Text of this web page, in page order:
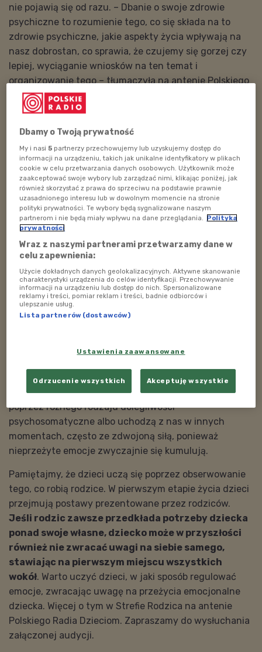
nie pojawią się od razu. – Dbanie o swoje zdrowie
psychiczne to rozumienie tego, co się składa na to
zdrowie psychiczne, jakie aspekty życia wpływają na
nasz dobrostan, co sprawia, że czujemy się gorzej czy
lepiej, wyciąganie wniosków na ten temat i
organizowanie tego – tłumaczyła na antenie Polskiego
Radia Dzieciom Zofia Szynal. Istotne w pielęgnowaniu
zdrowia psychicznego jest dbanie o odpowiednią ilość
fizyczna, zapewnianie sobie przyjemności i
wzmacnianie relacji międzyludzkich.
POSŁUCHAJ
59:53
Jak możemy pomóc sobie w dbaniu o naszą
psychikę?
Jako ludzie mamy tendencję do ignorowania sygnałów,
jakie daje nam nasza psychika. Emocje staramy się
spychać na dalszy plan, jednak przychodzą takie
momenty, kiedy dochodzą one do głosu, a my
twarz. To, że nie pokażemy czegoś na zewnątrz czy
widział naszą słabość nie oznacza, że tych emocji nie
ma w nas. One nie znikają. Emocje często objawiają się
poprzez różnego rodzaju dolegliwości
psychosomatyczne albo uchodzą z nas w innych
momentach, często ze zdwojoną siłą, ponieważ
nieprzeżyte emocje zwyczajnie się kumulują.
Pamiętajmy, że dzieci uczą się poprzez obserwowanie
tego, co robią rodzice. W pierwszym etapie życia dzieci
przejmują postawy prezentowane przez rodziców.
Jeśli rodzic zawsze przedkłada potrzeby dziecka
ponad swoje własne, dziecko może w przyszłości
również nie zwracać uwagi na siebie samego,
stawiając na pierwszym miejscu wszystkich
wokół. Warto uczyć dzieci, w jaki sposób regulować
emocje, zwracając uwagę na przeżycia emocjonalne
dziecka. Więcej o tym w Strefie Rodzica na antenie
Polskiego Radia Dzieciom. Zapraszamy do wysłuchania
załączonej audycji.
Dbamy o Twoją prywatność
My i nasi5 partnerzy przechowujemy lub uzyskujemy dostęp do
informacji na urządzeniu, takich jak unikalne identyfikatory w plikach
cookie w celu przetwarzania danych osobowych. Użytkownik może
zaakceptować swoje wybory lub zarządzać nimi, klikając poniżej, jak
również skorzystać z prawa do sprzeciwu na podstawie prawnie
uzasadnionego interesu lub w dowolnym momencie na stronie
polityki prywatności. Te wybory będą sygnalizowane naszym
partnerom i nie będą miały wpływu na dane przeglądania.
Polityka
prywatności
Wraz z naszymi partnerami przetwarzamy dane w
celu zapewnienia:
Użycie dokładnych danych geolokalizacyjnych. Aktywne skanowanie
charakterystyki urządzenia do celów identyfikacji. Przechowywanie
informacji na urządzeniu lub dostęp do nich. Spersonalizowane
reklamy i treści, pomiar reklam i treści, badnie odbiorców i
ulepszanie usług.
Lista partnerów (dostawców)
Ustawienia zaawansowane
Odrzucenie wszystkich Akceptuję wszystkie